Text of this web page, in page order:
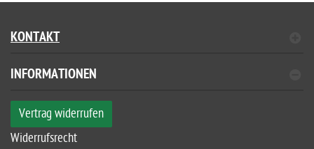
KONTAKT
INFORMATIONEN
Vertrag widerrufen
Widerrufsrecht